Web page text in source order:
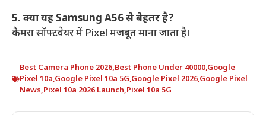
5. क्या यह Samsung A56 से बेहतर है?
कैमरा सॉफ्टवेयर में Pixel मजबूत माना जाता है।
Best Camera Phone 2026,Best Phone Under 40000,Google
Pixel 10a,Google Pixel 10a 5G,Google Pixel 2026,Google Pixel
News,Pixel 10a 2026 Launch,Pixel 10a 5G